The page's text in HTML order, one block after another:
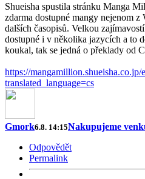
Shueisha spustila stránku Manga
zdarma dostupné mangy nejenom
dalších časopisů. Velkou
dostupné i v několika jazycích a to
koukal, tak se jedná o překlady od
https://mangamillion.shueisha.co.jp/
translated_language=cs
Gmork6.8. 14:15Nakupujeme
Odpovědět
Permalink